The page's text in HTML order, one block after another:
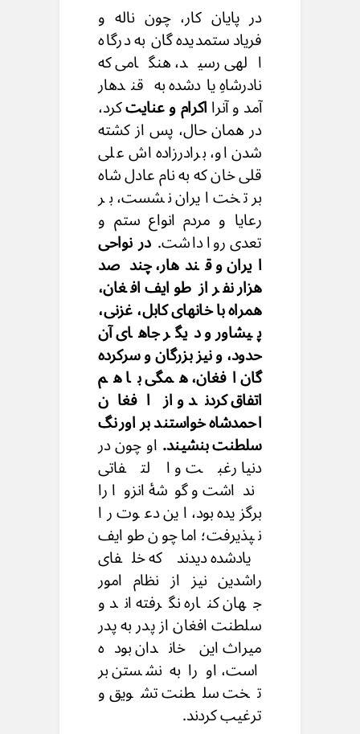
در پایان کار، چون ناله و
فریاد ستمدیده گان به درگاه
الهی رسید، هنگامی که
نادرشاهِ یادشده به قندهار
آمد و آنرااکرام و عنایتکرد،
در همان حال، پس از کشته
شدن او، برادرزاده اش علی
قلی خان که به نام عادل شاه
بر تخت ایران نشست، بر
رعایا و مردم انواع ستم و
تعدی روا داشت. در نواحی
ایران و قندهار، چند صد
هزار نفر از طوایف افغان،
همراه با خانهای کابل، غزنی،
پیشاور و دیگر جاهای آن
حدود، و نیز بزرگان و سرکرده
گان افغان، همگی با هم
اتفاق کردند و از افغان
احمدشاه خواستند بر اورنگ
سلطنت بنشیند. او چون در
دنیا رغبت و التفاتی
نداشت و گوشهٔ انزوا را
برگزیده بود، این دعوت را
نپذیرفت؛ اما چون طوایف
یادشده دیدند که خلفای
راشدین نیز از نظام امور
جهان کناره نگرفته اند و
سلطنت افغان از پدر به پدر
میراث این خاندان بوده
است، او را به نشستن بر
تخت سلطنت تشویق و
ترغیب کردند.